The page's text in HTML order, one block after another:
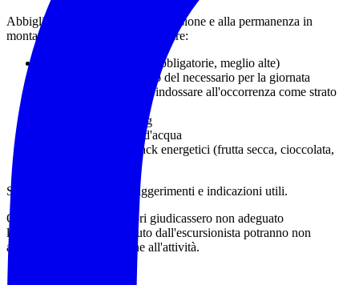
Abbigliamento idoneo a una escursione e alla permanenza in
montagna o in natura, in particolare:
(obbligatorie, meglio alte)
Zaino adatto al trasporto del necessario per la giornata
Capo impermeabile da indossare all'occorrenza come strato
Bastoncini da trekking
Almeno 1 litro e 1/2 d'acqua
Pranzo al sacco e snack energetici (frutta secca, cioccolata,
Sono a disposizione per suggerimenti e indicazioni utili.
Qualora gli accompagnatori giudicassero non adeguato
l'equipaggiamento posseduto dall'escursionista potranno non
accettarne la partecipazione all'attività.